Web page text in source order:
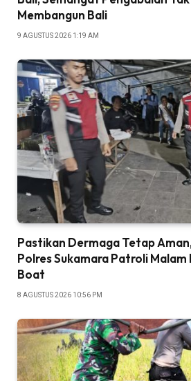
Membangun Bali
9 AGUSTUS 2026 1:19 AM
Pastikan Dermaga Tetap
Polres Sukamara Patroli Malam
Boat
8 AGUSTUS 2026 10:56 PM